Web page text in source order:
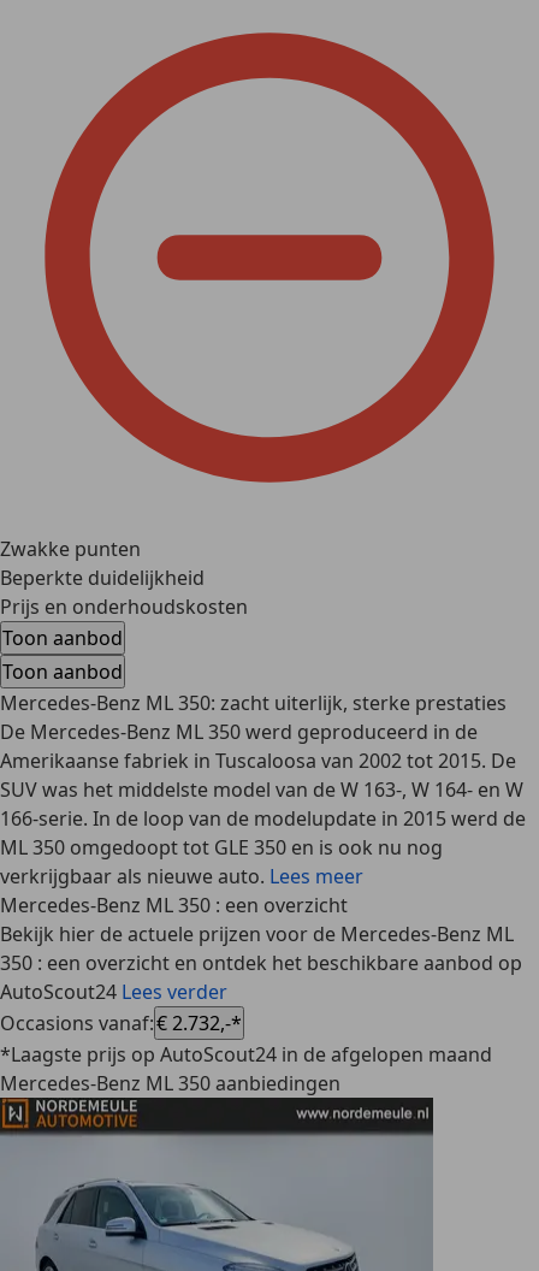
Zwakke punten
Beperkte duidelijkheid
Prijs en onderhoudskosten
Toon aanbod
Toon aanbod
Mercedes-Benz ML 350: zacht uiterlijk, sterke prestaties
De Mercedes-Benz ML 350werd geproduceerd in de
Amerikaanse fabriek in Tuscaloosa van 2002 tot 2015. De
SUV was het middelste model van de W 163-, W 164- en W
166-serie. In de loop van de modelupdate in 2015 werd de
ML 350 omgedoopt tot GLE 350 en is ook nu nog
verkrijgbaar als nieuwe auto. Lees meer
Mercedes-Benz ML 350 : een overzicht
Bekijk hier de actuele prijzen voor de Mercedes-Benz ML
350 : een overzicht en ontdek het beschikbare aanbod op
AutoScout24 Lees verder
Occasions vanaf:€ 2.732,-*
*Laagste prijs op AutoScout24 in de afgelopen maand
Mercedes-Benz ML 350 aanbiedingen